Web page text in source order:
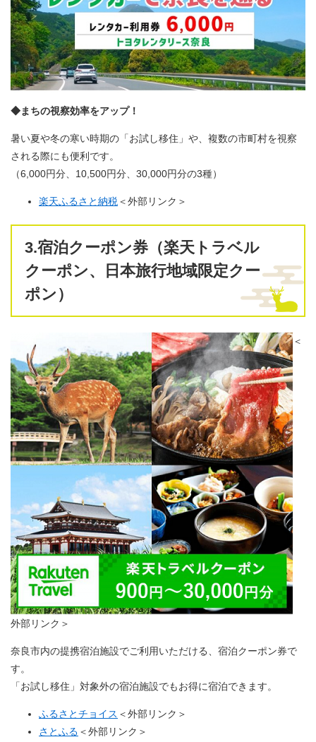
◆まちの視察効率をアップ！
暑い夏や冬の寒い時期の「お試し移住」や、複数の市町村を視察
される際にも便利です。
（6,000円分、10,500円分、30,000円分の3種）
楽天ふるさと納税＜外部リンク＞
3.宿泊クーポン券（楽天トラベル
クーポン、日本旅行地域限定クー
ポン）
＜
外部リンク＞
奈良市内の提携宿泊施設でご利用いただける、宿泊クーポン券で
す。
「お試し移住」対象外の宿泊施設でもお得に宿泊できます。
ふるさとチョイス ＜外部リンク＞
さとふる ＜外部リンク＞